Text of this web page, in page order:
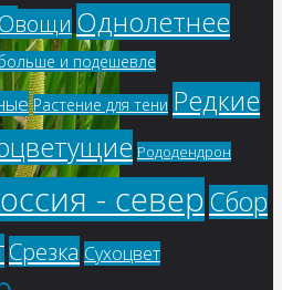
Овощи Однолетнее
и подешевле
Растение для тени Редкие
Рододендрон
- северСбор
Срезка Сухоцвет